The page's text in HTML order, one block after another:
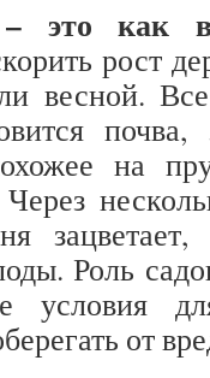
это как
рост
весной.
почва,
на
Роль
условия
от